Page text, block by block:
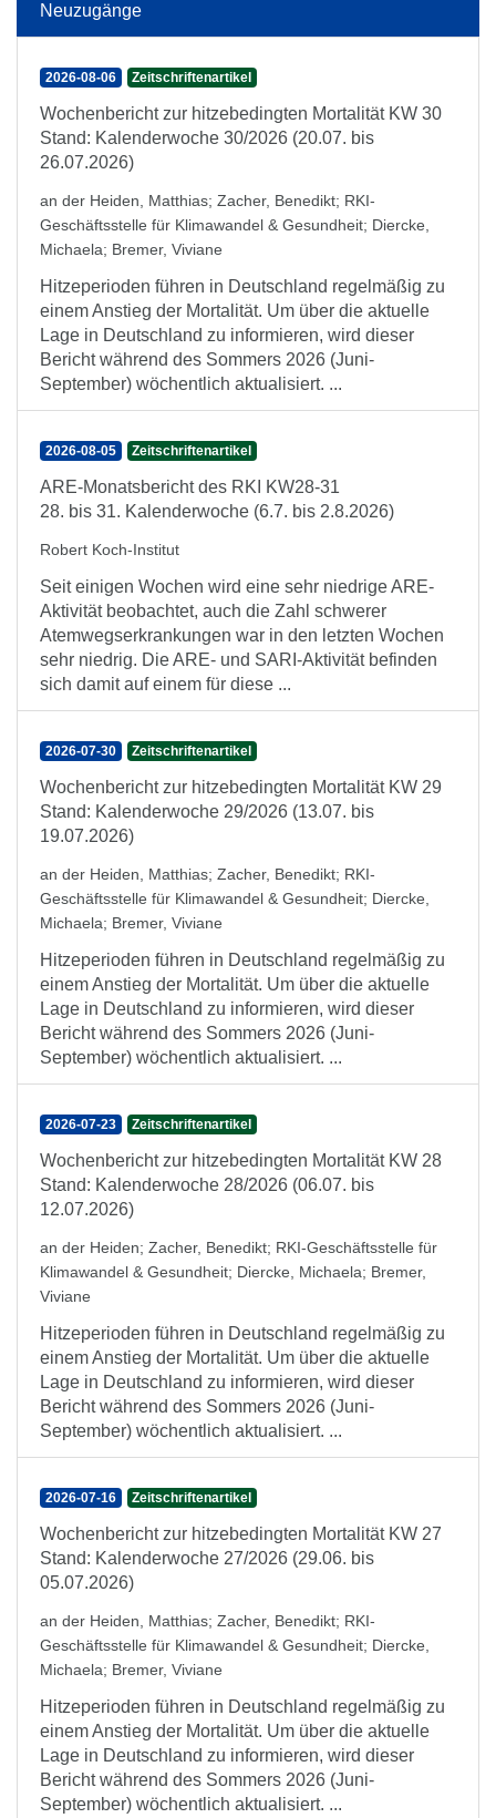
Neuzugänge
2026-08-06 Zeitschriftenartikel
Wochenbericht zur hitzebedingten Mortalität KW 30
Stand: Kalenderwoche 30/2026 (20.07. bis
26.07.2026)
an der Heiden, Matthias; Zacher, Benedikt; RKI-
Geschäftsstelle für Klimawandel & Gesundheit; Diercke,
Michaela; Bremer, Viviane
Hitzeperioden führen in Deutschland regelmäßig zu
einem Anstieg der Mortalität. Um über die aktuelle
Lage in Deutschland zu informieren, wird dieser
Bericht während des Sommers 2026 (Juni-
September) wöchentlich aktualisiert. ...
2026-08-05 Zeitschriftenartikel
ARE-Monatsbericht des RKI KW28-31
28. bis 31. Kalenderwoche (6.7. bis 2.8.2026)
Robert Koch-Institut
Seit einigen Wochen wird eine sehr niedrige ARE-
Aktivität beobachtet, auch die Zahl schwerer
Atemwegserkrankungen war in den letzten Wochen
sehr niedrig. Die ARE- und SARI-Aktivität befinden
sich damit auf einem für diese ...
2026-07-30 Zeitschriftenartikel
Wochenbericht zur hitzebedingten Mortalität KW 29
Stand: Kalenderwoche 29/2026 (13.07. bis
19.07.2026)
an der Heiden, Matthias; Zacher, Benedikt; RKI-
Geschäftsstelle für Klimawandel & Gesundheit; Diercke,
Michaela; Bremer, Viviane
Hitzeperioden führen in Deutschland regelmäßig zu
einem Anstieg der Mortalität. Um über die aktuelle
Lage in Deutschland zu informieren, wird dieser
Bericht während des Sommers 2026 (Juni-
September) wöchentlich aktualisiert. ...
2026-07-23 Zeitschriftenartikel
Wochenbericht zur hitzebedingten Mortalität KW 28
Stand: Kalenderwoche 28/2026 (06.07. bis
12.07.2026)
an der Heiden; Zacher, Benedikt; RKI-Geschäftsstelle für
Klimawandel & Gesundheit; Diercke, Michaela; Bremer,
Viviane
Hitzeperioden führen in Deutschland regelmäßig zu
einem Anstieg der Mortalität. Um über die aktuelle
Lage in Deutschland zu informieren, wird dieser
Bericht während des Sommers 2026 (Juni-
September) wöchentlich aktualisiert. ...
2026-07-16 Zeitschriftenartikel
Wochenbericht zur hitzebedingten Mortalität KW 27
Stand: Kalenderwoche 27/2026 (29.06. bis
05.07.2026)
an der Heiden, Matthias; Zacher, Benedikt; RKI-
Geschäftsstelle für Klimawandel & Gesundheit; Diercke,
Michaela; Bremer, Viviane
Hitzeperioden führen in Deutschland regelmäßig zu
einem Anstieg der Mortalität. Um über die aktuelle
Lage in Deutschland zu informieren, wird dieser
Bericht während des Sommers 2026 (Juni-
September) wöchentlich aktualisiert. ...